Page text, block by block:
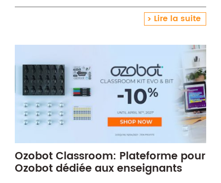
Lire la suite
Ozobot Classroom: Plateforme pour
Ozobot dédiée aux enseignants